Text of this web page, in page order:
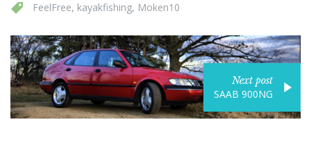
FeelFree, kayakfishing, Moken10
Next post
SAAB 900NG